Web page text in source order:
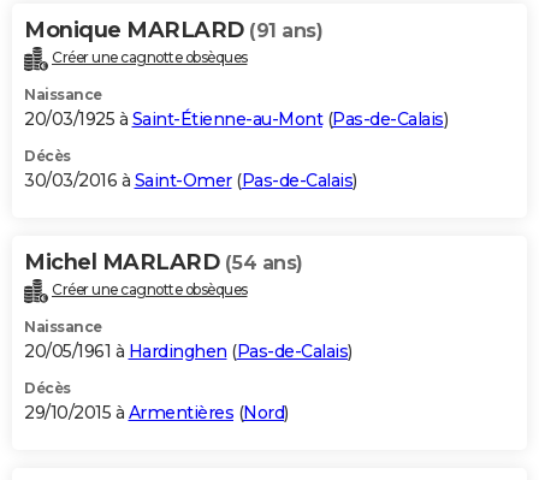
Monique MARLARD (91 ans)
Créer une cagnotte obsèques
Naissance
20/03/1925 à Saint-Étienne-au-Mont(Pas-de-Calais)
Décès
30/03/2016 à Saint-Omer(Pas-de-Calais)
Michel MARLARD (54 ans)
Créer une cagnotte obsèques
Naissance
20/05/1961 à Hardinghen (Pas-de-Calais)
Décès
29/10/2015 à Armentières (Nord)